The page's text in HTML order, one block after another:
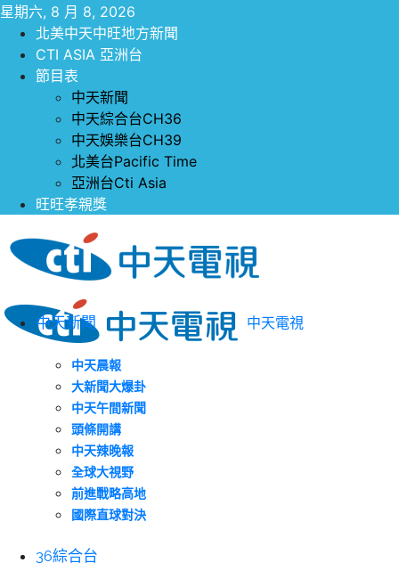
星期六, 8 月 8, 2026
北美中天中旺地方新聞
CTI ASIA 亞洲台
節目表
中天新聞
中天綜合台CH36
中天娛樂台CH39
北美台Pacific Time
亞洲台Cti Asia
旺旺孝親獎
中天電視
中天新聞
中天晨報
大新聞大爆卦
中天午間新聞
頭條開講
中天辣晚報
全球大視野
前進戰略高地
國際直球對決
36綜合台